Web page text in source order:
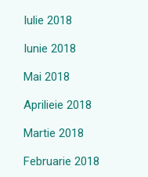
Iulie 2018
Iunie 2018
Mai 2018
Aprilieie 2018
Martie 2018
Februarie 2018